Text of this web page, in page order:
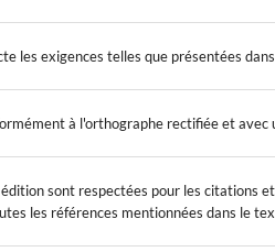
les exigences telles que présentées
à l'orthographe rectifiée et
sont respectées pour les citations
les références mentionnées dans le